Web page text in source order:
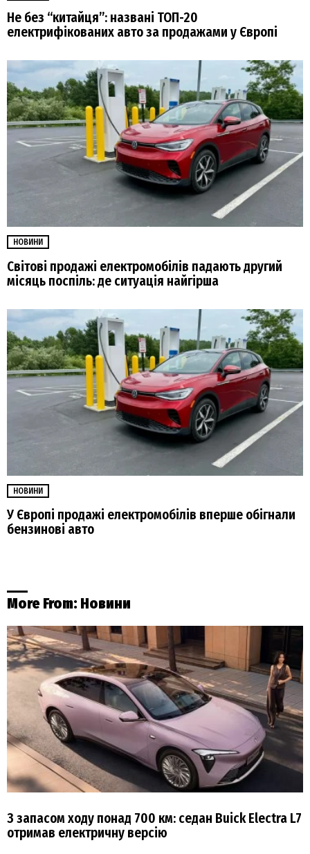
Не без “китайця”: названі ТОП-20
електрифікованих авто за продажами у Європі
НОВИНИ
Світові продажі електромобілів падають другий
місяць поспіль: де ситуація найгірша
НОВИНИ
У Європі продажі електромобілів вперше обігнали
бензинові авто
More From: Новини
З запасом ходу понад 700 км: седан Buick Electra L7
отримав електричну версію